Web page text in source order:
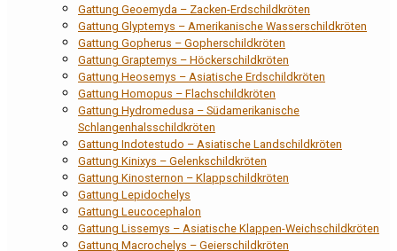
Gattung Geoemyda – Zacken-Erdschildkröten
Gattung Glyptemys – Amerikanische Wasserschildkröten
Gattung Gopherus – Gopherschildkröten
Gattung Graptemys – Höckerschildkröten
Gattung Heosemys – Asiatische Erdschildkröten
Gattung Homopus – Flachschildkröten
Gattung Hydromedusa – Südamerikanische
Schlangenhalsschildkröten
Gattung Indotestudo – Asiatische Landschildkröten
Gattung Kinixys – Gelenkschildkröten
Gattung Kinosternon – Klappschildkröten
Gattung Lepidochelys
Gattung Leucocephalon
Gattung Lissemys – Asiatische Klappen-Weichschildkröten
Gattung Macrochelys – Geierschildkröten